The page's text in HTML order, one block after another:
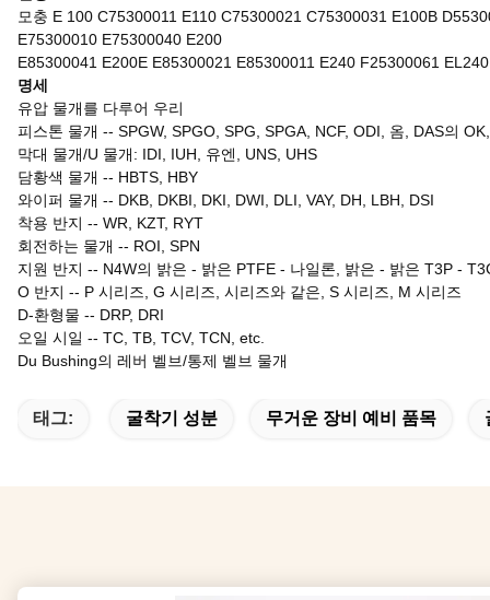
모충 E 100 C75300011 E110 C75300021 C75300031 E100B
E75300010 E75300040 E200
E85300041 E200E E85300021 E85300011 E240 F25300061 EL240
명세
유압 물개를 다루어 우리
피스톤 물개 -- SPGW, SPGO, SPG, SPGA, NCF, ODI, 옴, DAS의
막대 물개/U 물개: IDI, IUH, 유엔, UNS, UHS
담황색 물개 -- HBTS, HBY
와이퍼 물개 -- DKB, DKBI, DKI, DWI, DLI, VAY, DH, LBH, DSI
착용 반지 -- WR, KZT, RYT
회전하는 물개 -- ROI, SPN
지원 반지 -- N4W의 밝은 - 밝은 PTFE - 나일론, 밝은 - 밝은 T3P -
O 반지 -- P 시리즈, G 시리즈, 시리즈와 같은, S 시리즈, M 시리즈
D-환형물 -- DRP, DRI
오일 시일 -- TC, TB, TCV, TCN, etc.
Du Bushing의 레버 벨브/통제 벨브 물개
태그: 굴착기 성분 무거운 장비 예비 품목